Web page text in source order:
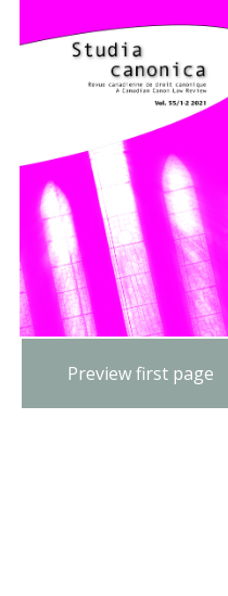
Preview first page